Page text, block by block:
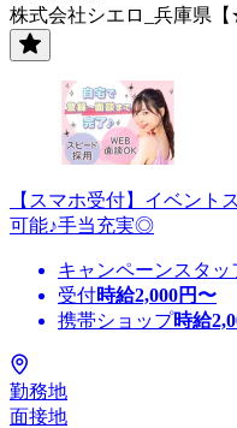
株式会社シエロ_兵庫県
【スマホ受付】イベン
可能♪手当充実◎
キャンペーンスタッ
受付時給2,000円〜
携帯ショップ時給
勤務地
面接地